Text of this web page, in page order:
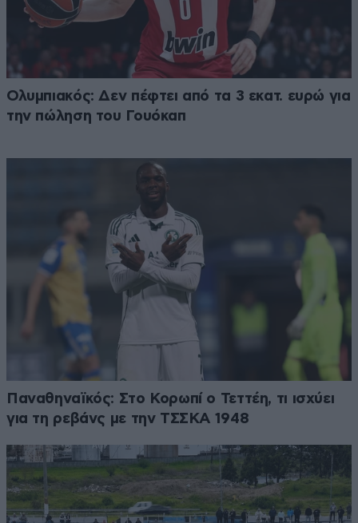
Ολυμπιακός: Δεν πέφτει από τα 3 εκατ. ευρώ για
την πώληση του Γουόκαπ
Παναθηναϊκός: Στο Κορωπί ο Τεττέη, τι ισχύει
για τη ρεβάνς με την ΤΣΣΚΑ 1948